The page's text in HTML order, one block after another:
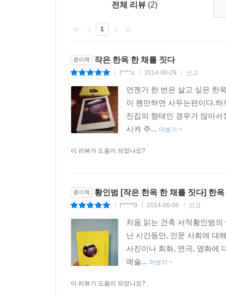
철저하게 집주인의 삶의 패턴을 중심으로 공간
방식을 존중하는 부분과 쾌적한 일상을 위해 반
관계가 자연스럽게 합치되도록 한 것은 이 집에서
‘파 교수’로 불리는 로버트 파우저 교수의 살
기록을 넘어서 전통의 보존과 일상의 존중이라
풀어낸 충실하고 의미 있는 답안지이자, 실제 한
우리가 존중할 ‘전통’이란 무엇인가?
조선 시대 한옥이 아닌 1930년대 도시형한옥의 원
수많은 한옥들이 대수선 과정을 통해 복원하려는
해결하기 시작하면서 이미 전통적인 한옥의 형
하는 이 집은 1930년대부터 본격적으로 개
한옥의 원형 대신 모체였던 집이 지어진 당시,
삼았다. 일례로 띠살문 대신 아자살과 완자살을
미세기문, 창호지 대신 유리를 사용했다.
어락당이 취한 이러한 도시형한옥의 형태에 관
거주민들의 고민의 배경을 살피고, 그것이 어떻
전체 리뷰 (2)
1
종이책 작은 한옥 한 채를 짓다
t****u 2014-08-29 신고
언젠가 한 번은 살고 싶은 한
이 왠만하면 사두는편이다.
진집의 형태인 경우가 많아
시켜 주... 더보기
이 리뷰가 도움이 되었나요?
종이책 황인범 [작은 한옥 한 채를 짓다] 한
t*****0 2014-06-06 신고
처음 읽는 건축 서적황인범
난 시간동안, 인문 사회에 대
사진이나 회화, 연극, 영화에
예술... 더보기
이 리뷰가 도움이 되었나요?